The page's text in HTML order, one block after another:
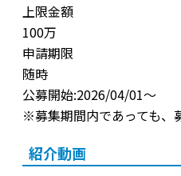
上限金額
100万
申請期限
随時
公募開始:2026/04/01～
※募集期間内であっても、
紹介動画